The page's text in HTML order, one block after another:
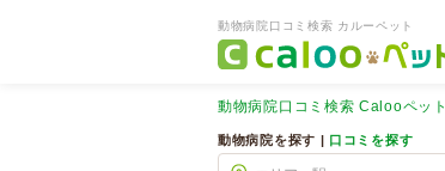
動物病院口コミ検索 カルーペット
動物病院口コミ検索 Calooペット
動物病院を探す | 口コミを探す